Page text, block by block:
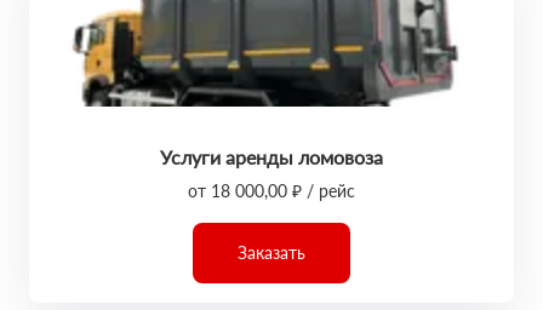
Услуги аренды ломовоза
от 18 000,00 ₽ / рейс
Заказать